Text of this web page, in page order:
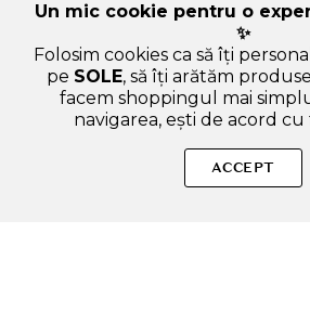
MI Cica Peptide Anti Hair Loss
sampon formulat cu Centella Asiatica
Un mic cookie pentru o
✨
Folosim cookies ca să îți
pe SOLE, să îți arătăm
facem shoppingul mai
navigarea, ești de acord cu
ACCEPT